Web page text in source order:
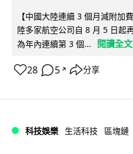
【中國大陸連續 3 個月減附加
陸多家航空公司自 8 月 5 日起
為年內連續第 3 個...
閱讀全文
28 5 ↗ 分享
科技娛樂 生活科技 區塊鏈